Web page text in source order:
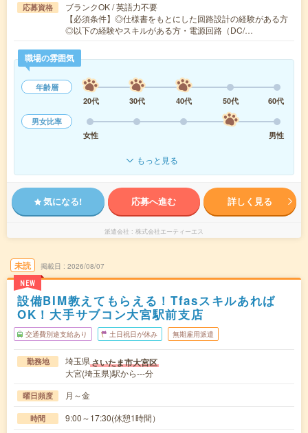
応募資格
ブランクOK / 英語力不要
【必須条件】◎仕様書をもとにした回路設計の経験がある方
◎以下の経験やスキルがある方・電源回路（DC/…
職場の雰囲気
年齢層
20代
30代 40代 50代
60代
男女比率
女性
男性
もっと見る
気になる! 応募へ進む 詳しく見る
派遣会社 株式会社エーティーエス
未読
NEW
掲載日 2026/08/07
設備BIM教えてもらえる！Tfasスキルあれば
OK！大手サブコン大宮駅前支店
交通費別途支給あり 土日祝日が休み 無期雇用派遣
勤務地 埼玉県さいたま市大宮区
大宮(埼玉県)駅から---分
曜日頻度 月～金
時間 9:00～17:30(休憩1時間）